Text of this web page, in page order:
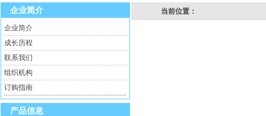
企业简介
企业简介
成长历程
联系我们
组织机构
订购指南
产品信息
当前位置：